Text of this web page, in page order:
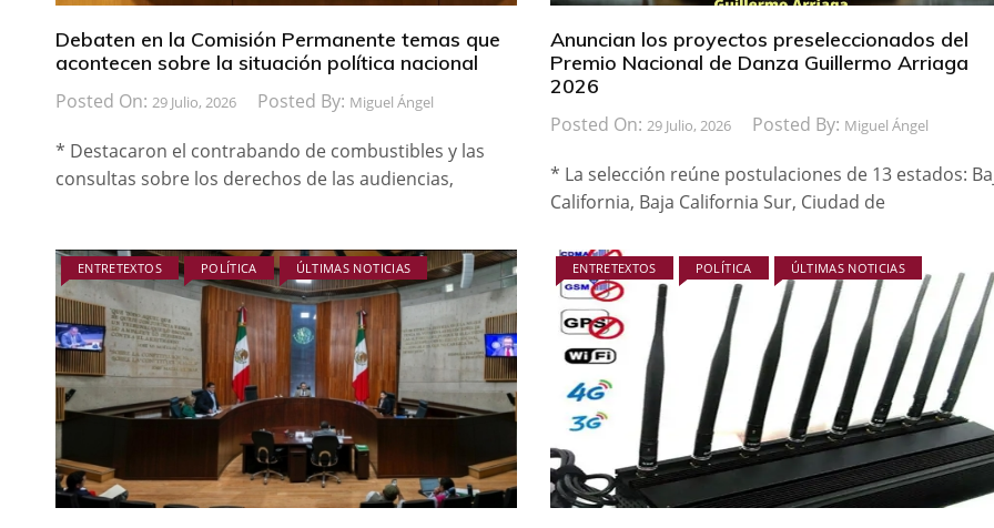
Debaten en la Comisión Permanente temas que
acontecen sobre la situación política nacional
Posted On: 29 Julio, 2026 Posted By: Miguel Ángel
* Destacaron el contrabando de combustibles y las
consultas sobre los derechos de las audiencias,
Anuncian los proyectos preseleccionados del
Premio Nacional de Danza Guillermo Arriaga
2026
Posted On: 29 Julio, 2026 Posted By: Miguel Ángel
* La selección reúne postulaciones de 13 estados:
California, Baja California Sur, Ciudad de
ENTRETEXTOS POLÍTICA ÚLTIMAS NOTICIAS ENTRETEXTOS POLÍTICA ÚLTIMAS NOTICIAS